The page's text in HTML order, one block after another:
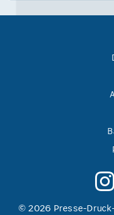
© 2026 Presse-